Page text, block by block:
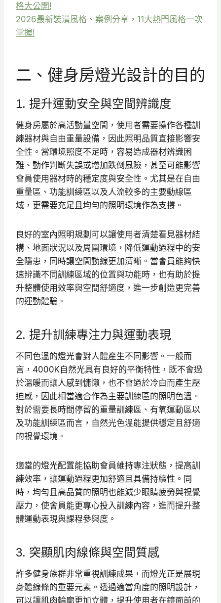
格大公開!
2026最新裝潢風格、案例分享，11大熱門風格一次
掌握!
二、健身房燈光設計的目的
1. 提升運動安全與空間辨識度
健身房屬於高活動量空間，使用者需要操作各種訓
練器材與自由重量設備，因此照明品質直接影響安
全性。當環境照度不足時，容易造成器材辨識困
難、動作判斷失誤或增加跌倒風險，甚至可能影響
會員使用器材時的穩定度與安全性。尤其是在自由
重量區、功能訓練區以及人流較多的主要動線區
域，更需要充足且均勻的照明環境作為支撐。
良好的室內照明規劃可以讓使用者清楚看見器材結
構、地面狀況以及周圍環境，降低運動過程中的安
全隱患，同時讓空間動線更加清晰。當會員能夠快
速辨識不同訓練區域的位置與功能時，也有助於提
升整體使用效率與空間舒適度，進一步創造更完善
的運動體驗。
2. 提升訓練專注力與運動表現
不同色溫的燈光會對人體產生不同影響。一般而
言，4000K自然光具有良好的平衡特性，既不會過
於溫暖而讓人感到慵懶，也不會過於冷白而產生壓
迫感，因此相當適合作為主要訓練區的照明色溫。
對於需要長時間停留的重量訓練區、有氧運動區以
及功能訓練區而言，自然光色溫能提供穩定且舒適
的視覺環境。
適當的燈光配置能協助會員維持專注狀態，提高訓
練效率，讓運動過程更加舒適且具備持續性。同
時，均勻且高品質的照明也能減少眼睛疲勞與視覺
壓力，使會員能更專心投入訓練內容，進而提升整
體運動表現與課程參與度。
3. 突顯肌肉線條與空間質感
許多健身族群非常重視訓練成果，而燈光正是展現
身體線條的重要元素。透過適當角度的照明設計，
可以讓肌肉輪廓更加立體，提升使用者在鏡面前的